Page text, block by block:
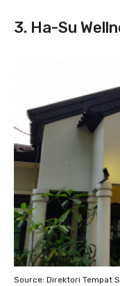
3. Ha-Su
Source: Direktori Tempat